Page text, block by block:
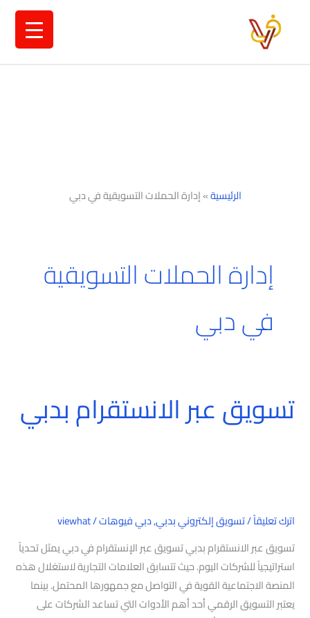
الرئيسية»إدارة الحملات التسويقية في دبي
إدارة الحملات التسويقية
في دبي
تسويق عبر الانستقرام بدبي
اترك تعليقاً/تسويق إلكتروني بدبي,دبي فيوهات/
viewhat
تسويق عبر الانستقرام بدبي تسويق عبر الإنستقرام في دبي يمثل تحدياً
استراتيجياً للشركات اليوم. حيث تتسابق العلامات التجارية لاستغلال هذه
المنصة الاجتماعية القوية في التواصل مع جمهورها المحتمل. بينما
يعتبر التسويق الرقمي أحد أهم الأدوات التي تساعد الشركات على
تسويق
عبر